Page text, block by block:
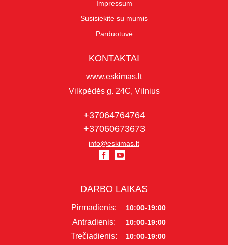
Impressum
Susisiekite su mumis
Parduotuvė
KONTAKTAI
www.eskimas.lt
Vilkpėdės g. 24C, Vilnius
+37064764764
+37060673673
info@eskimas.lt
DARBO LAIKAS
Pirmadienis: 10:00-19:00
Antradienis: 10:00-19:00
Trečiadienis: 10:00-19:00